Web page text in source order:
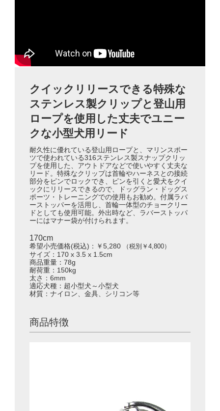
クイックリリースできる特殊な
ステンレス製クリップと登山用
ロープを使用した丈夫でユニー
クな小型犬用リード
耐久性に優れている登山用ロープと、マリンスポー
ツで使われている316ステンレス製スナップクリッ
プを使用した、アウトドアなどで使いやすく丈夫な
リード。特殊なクリップは首輪やハーネスとの接続
部分をピンでロックでき、ピンを引くと愛犬をクイ
ックにリリースできるので、ドッグラン・ドッグス
ポーツ・トレーニングでの使用もお勧め。付属ラバ
ーストッパーを活用し、首輪一体型のチョークリー
ドとしても使用可能。外出時など、ラバーストッパ
ーにはマナー袋が付けられます。
170cm
希望小売価格(税込)：￥5,280 （税別￥4,800）
サイズ：170 x 3.5 x 1.5cm
商品重量：78g
耐荷重：150kg
太さ：6mm
適応犬種：超小型犬～小型犬
材質：ナイロン、金具、シリコン等
商品特徴